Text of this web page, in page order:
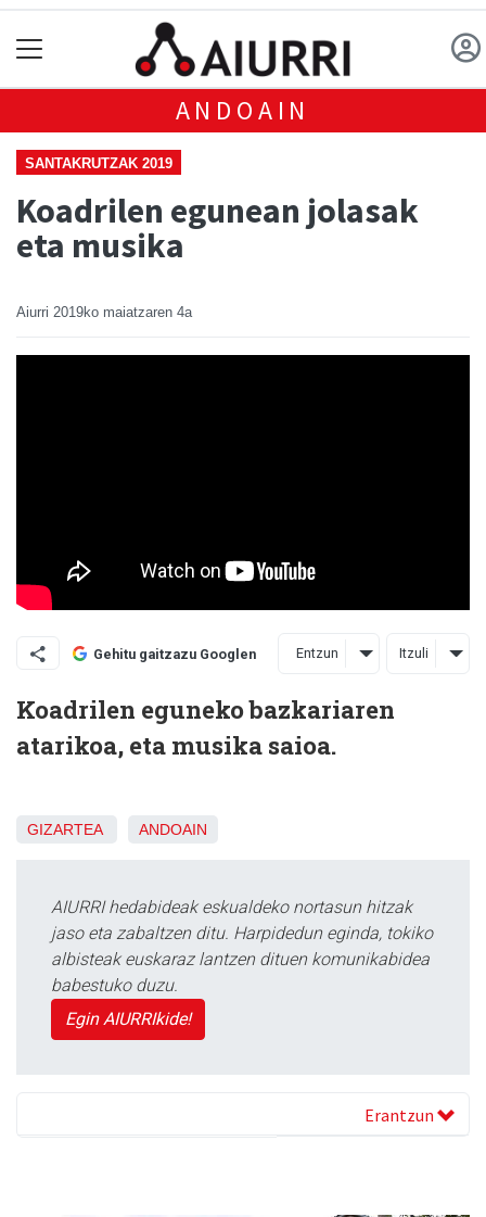
ANDOAIN
SANTAKRUTZAK 2019
Koadrilen egunean jolasak
eta musika
Aiurri 2019ko maiatzaren 4a
Gehitu gaitzazu Googlen Entzun Itzuli
Koadrilen eguneko bazkariaren
atarikoa, eta musika saioa.
GIZARTEA ANDOAIN
AIURRI hedabideak eskualdeko nortasun hitzak
jaso eta zabaltzen ditu. Harpidedun eginda, tokiko
albisteak euskaraz lantzen dituen komunikabidea
babestuko duzu.
Egin AIURRIkide!
Erantzun